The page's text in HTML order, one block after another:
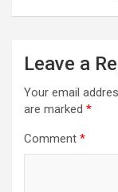
Leave a
Your email
are marked *
Comment *